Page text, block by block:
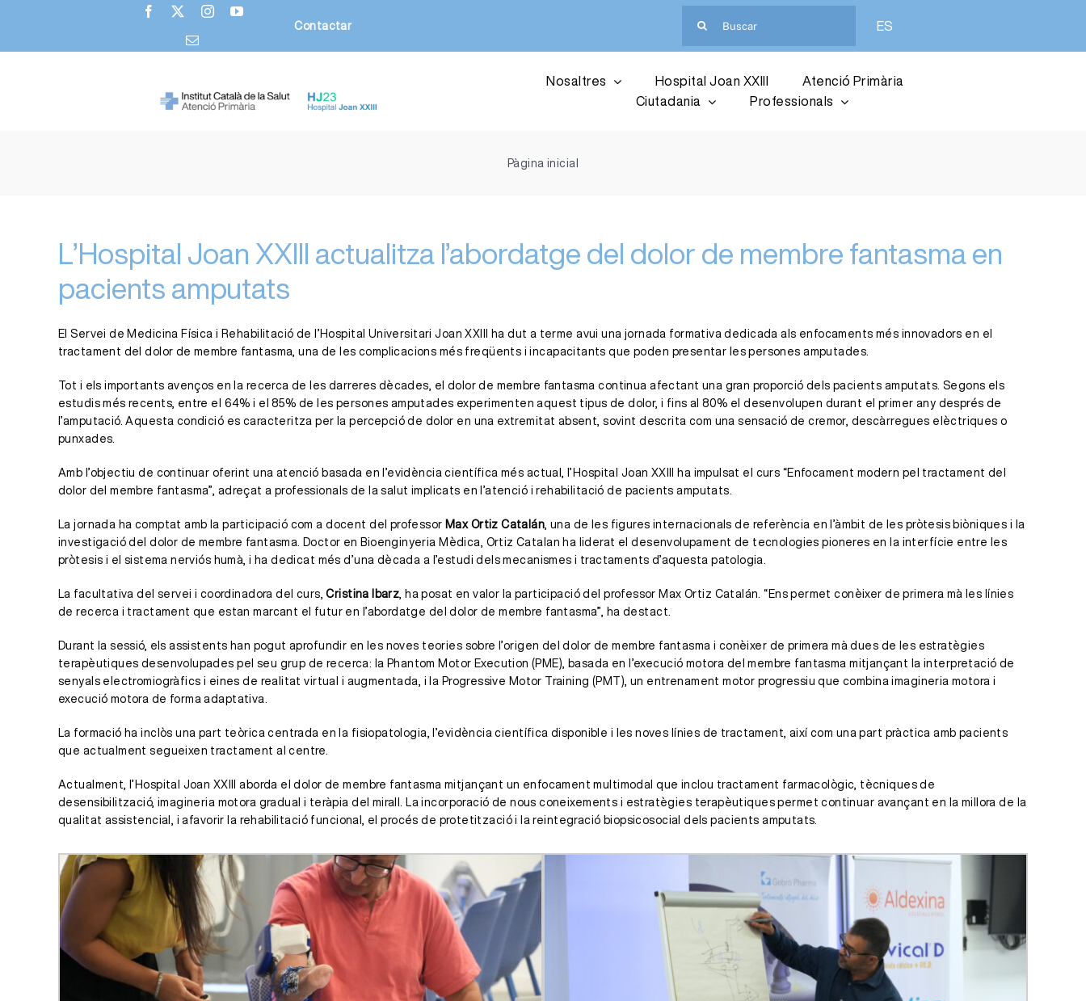
Contactar ES
Nosaltres Hospital Joan XXIII
Atenció Primària
Ciutadania
Professionals
Pàgina inicial
L’Hospital Joan XXIII actualitza l’abordatge del dolor de membre fantasma en
pacients amputats
El Servei de Medicina Física i Rehabilitació de l’Hospital Universitari Joan XXIII ha dut a terme avui una jornada formativa dedicada als enfocaments més innovadors en el
tractament del dolor de membre fantasma, una de les complicacions més freqüents i incapacitants que poden presentar les persones amputades.
Tot i els importants avenços en la recerca de les darreres dècades, el dolor de membre fantasma continua afectant una gran proporció dels pacients amputats. Segons els
estudis més recents, entre el 64% i el 85% de les persones amputades experimenten aquest tipus de dolor, i fins al 80% el desenvolupen durant el primer any després de
l’amputació. Aquesta condició es caracteritza per la percepció de dolor en una extremitat absent, sovint descrita com una sensació de cremor, descàrregues elèctriques o
punxades.
Amb l’objectiu de continuar oferint una atenció basada en l’evidència científica més actual, l’Hospital Joan XXIII ha impulsat el curs “Enfocament modern pel tractament del
dolor del membre fantasma”, adreçat a professionals de la salut implicats en l’atenció i rehabilitació de pacients amputats.
La jornada ha comptat amb la participació com a docent del professor Max Ortiz Catalán, una de les figures internacionals de referència en l’àmbit de les pròtesis biòniques i la
investigació del dolor de membre fantasma. Doctor en Bioenginyeria Mèdica, Ortiz Catalan ha liderat el desenvolupament de tecnologies pioneres en la interfície entre les
pròtesis i el sistema nerviós humà, i ha dedicat més d’una dècada a l’estudi dels mecanismes i tractaments d’aquesta patologia.
La facultativa del servei i coordinadora del curs,Cristina Ibarz, ha posat en valor la participació del professor Max Ortiz Catalán. “Ens permet conèixer de primera mà les línies
de recerca i tractament que estan marcant el futur en l’abordatge del dolor de membre fantasma”, ha destact.
Durant la sessió, els assistents han pogut aprofundir en les noves teories sobre l’origen del dolor de membre fantasma i conèixer de primera mà dues de les estratègies
terapèutiques desenvolupades pel seu grup de recerca: la Phantom Motor Execution (PME), basada en l’execució motora del membre fantasma mitjançant la interpretació de
senyals electromiogràfics i eines de realitat virtual i augmentada, i la Progressive Motor Training (PMT), un entrenament motor progressiu que combina imagineria motora i
execució motora de forma adaptativa.
La formació ha inclòs una part teòrica centrada en la fisiopatologia, l’evidència científica disponible i les noves línies de tractament, així com una part pràctica amb pacients
que actualment segueixen tractament al centre.
Actualment, l’Hospital Joan XXIII aborda el dolor de membre fantasma mitjançant un enfocament multimodal que inclou tractament farmacològic, tècniques de
desensibilització, imagineria motora gradual i teràpia del mirall. La incorporació de nous coneixements i estratègies terapèutiques permet continuar avançant en la millora de la
qualitat assistencial, i afavorir la rehabilitació funcional, el procés de protetització i la reintegració biopsicosocial dels pacients amputats.